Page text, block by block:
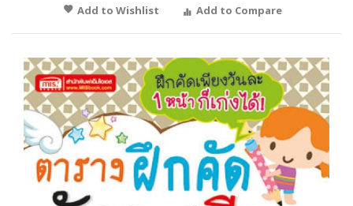
Add to Wishlist
Add to Compare